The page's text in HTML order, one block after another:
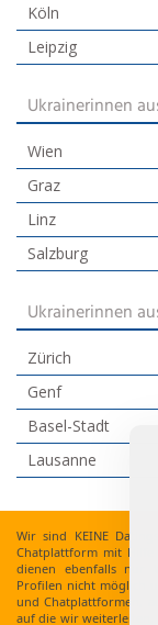
Köln
Leipzig
Ukrainerinnen
Wien
Graz
Linz
Salzburg
Ukrainerinnen
Zürich
Genf
Basel-Stadt
Lausanne
Wir sind KEINE
Chatplattform mit
dienen ebenfalls nur
Profilen nicht möglich
und Chatplattformen,
auf die wir weiterleiten,